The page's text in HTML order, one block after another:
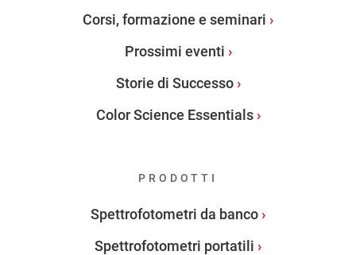
Corsi, formazione e seminari
Prossimi eventi
Storie di Successo
Color Science Essentials
PRODOTTI
Spettrofotometri da banco
Spettrofotometri portatili